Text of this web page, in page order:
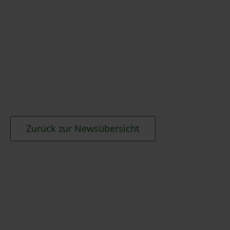
Zurück zur Newsübersicht